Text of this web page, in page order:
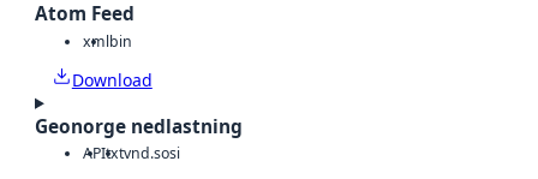
Atom Feed
xmlbin
Download
Geonorge nedlastning
APItxtvnd.sosi